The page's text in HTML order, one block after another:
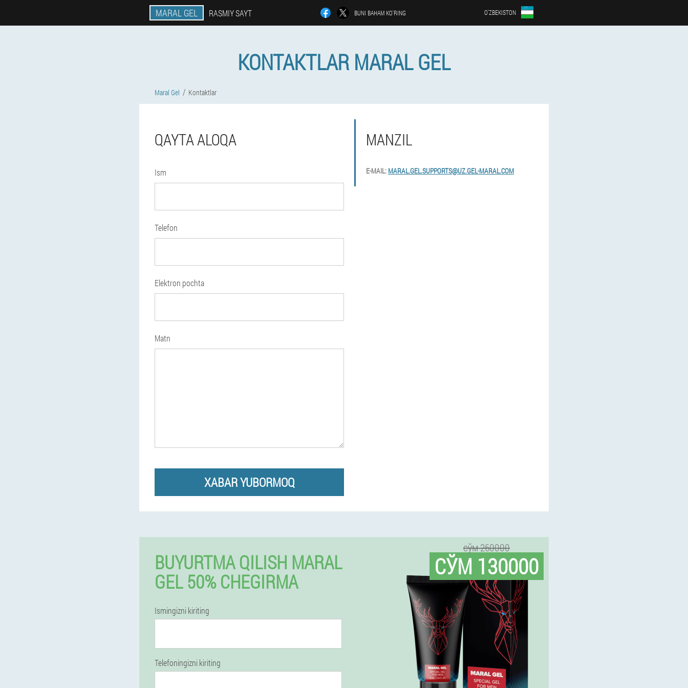
MARAL GEL RASMIY SAYT BUNI BAHAM KO'RING O'ZBEKISTON
KONTAKTLAR MARAL GEL
Maral Gel Kontaktlar
MANZIL
E-MAIL: MARAL.GEL.SUPPORTS@UZ.GEL-MARAL.COM
QAYTA ALOQA
Ism
Telefon
Elektron pochta
Matn
XABAR YUBORMOQ
BUYURTMA QILISH MARAL
GEL 50% CHEGIRMA
Ismingizni kiriting
Telefoningizni kiriting
сўм 260000
СЎМ 130000